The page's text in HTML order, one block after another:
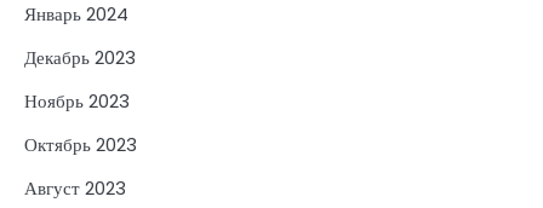
Январь 2024
Декабрь 2023
Ноябрь 2023
Октябрь 2023
Август 2023